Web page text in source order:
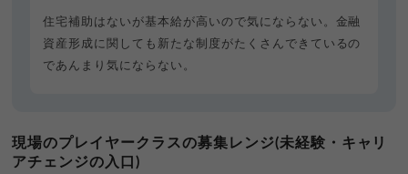
住宅補助はないが基本給が高いので気にならない。金融
資産形成に関しても新たな制度がたくさんできているの
であんまり気にならない。
現場のプレイヤークラスの募集レンジ(未経験・キャリ
アチェンジの入口)